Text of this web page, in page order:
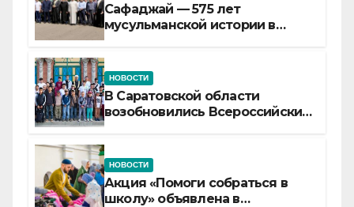
Сафаджай — 575 лет
мусульманской истории в
НОВОСТИ
В Саратовской области
возобновились Всероссийские
НОВОСТИ
Акция «Помоги собраться в
школу» объявлена в